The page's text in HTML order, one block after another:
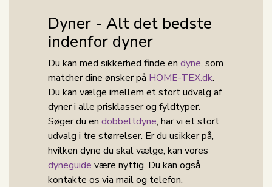
Dyner - Alt det bedste
indenfor dyner
Du kan med sikkerhed finde en dyne, som
matcher dine ønsker på HOME-TEX.dk.
Du kan vælge imellem et stort udvalg af
dyner i alle prisklasser og fyldtyper.
Søger du en dobbeltdyne, har vi et stort
udvalg i tre størrelser. Er du usikker på,
hvilken dyne du skal vælge, kan vores
dyneguide være nyttig. Du kan også
kontakte os via mail og telefon.